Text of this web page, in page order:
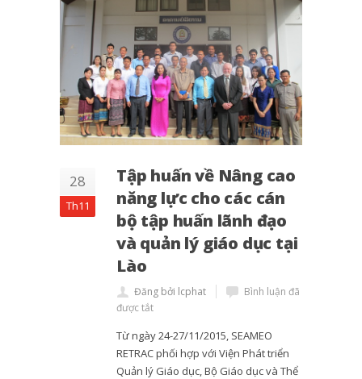
28
Th11
Tập huấn về Nâng cao
năng lực cho các cán
bộ tập huấn lãnh đạo
và quản lý giáo dục tại
Lào
Đăng bởi lcphat
Bình luận đã
được tắt
Từ ngày 24-27/11/2015, SEAMEO
RETRAC phối hợp với Viện Phát triển
Quản lý Giáo dục, Bộ Giáo dục và Thể